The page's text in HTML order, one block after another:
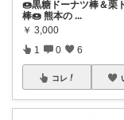
🍩黒糖ドーナツ棒＆栗
棒🍩 熊本の ...
￥ 3,000
1 0 6
コレ